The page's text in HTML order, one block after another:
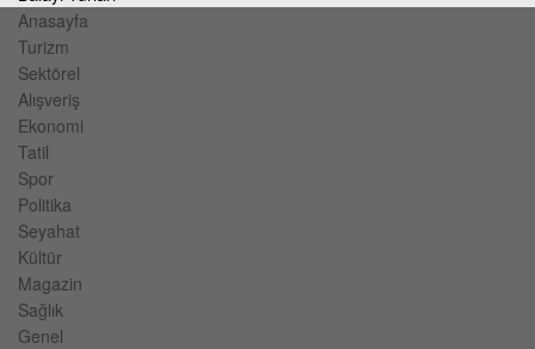
Anasayfa
Turizm
Sektörel
Alışveriş
Ekonomi
Tatil
Spor
Politika
Seyahat
Kültür
Magazin
Sağlık
Genel